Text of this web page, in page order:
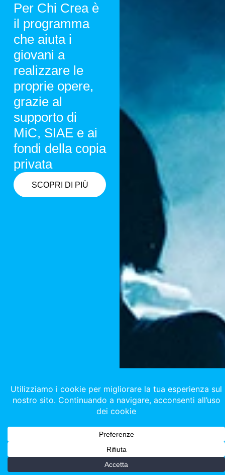
Per Chi Crea è
il programma
che aiuta i
giovani a
realizzare le
proprie opere,
grazie al
supporto di
MiC, SIAE e ai
fondi della copia
privata
SCOPRI DI PIÙ